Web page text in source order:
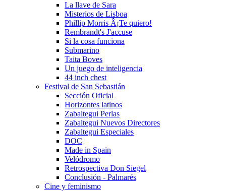
La llave de Sara
Misterios de Lisboa
Phillip Morris Â¡Te quiero!
Rembrandt's J'accuse
Si la cosa funciona
Submarino
Taita Boves
Un juego de inteligencia
44 inch chest
Festival de San Sebastián
Sección Oficial
Horizontes latinos
Zabaltegui Perlas
Zabaltegui Nuevos Directores
Zabaltegui Especiales
DOC
Made in Spain
Velódromo
Retrospectiva Don Siegel
Conclusión - Palmarés
Cine y feminismo